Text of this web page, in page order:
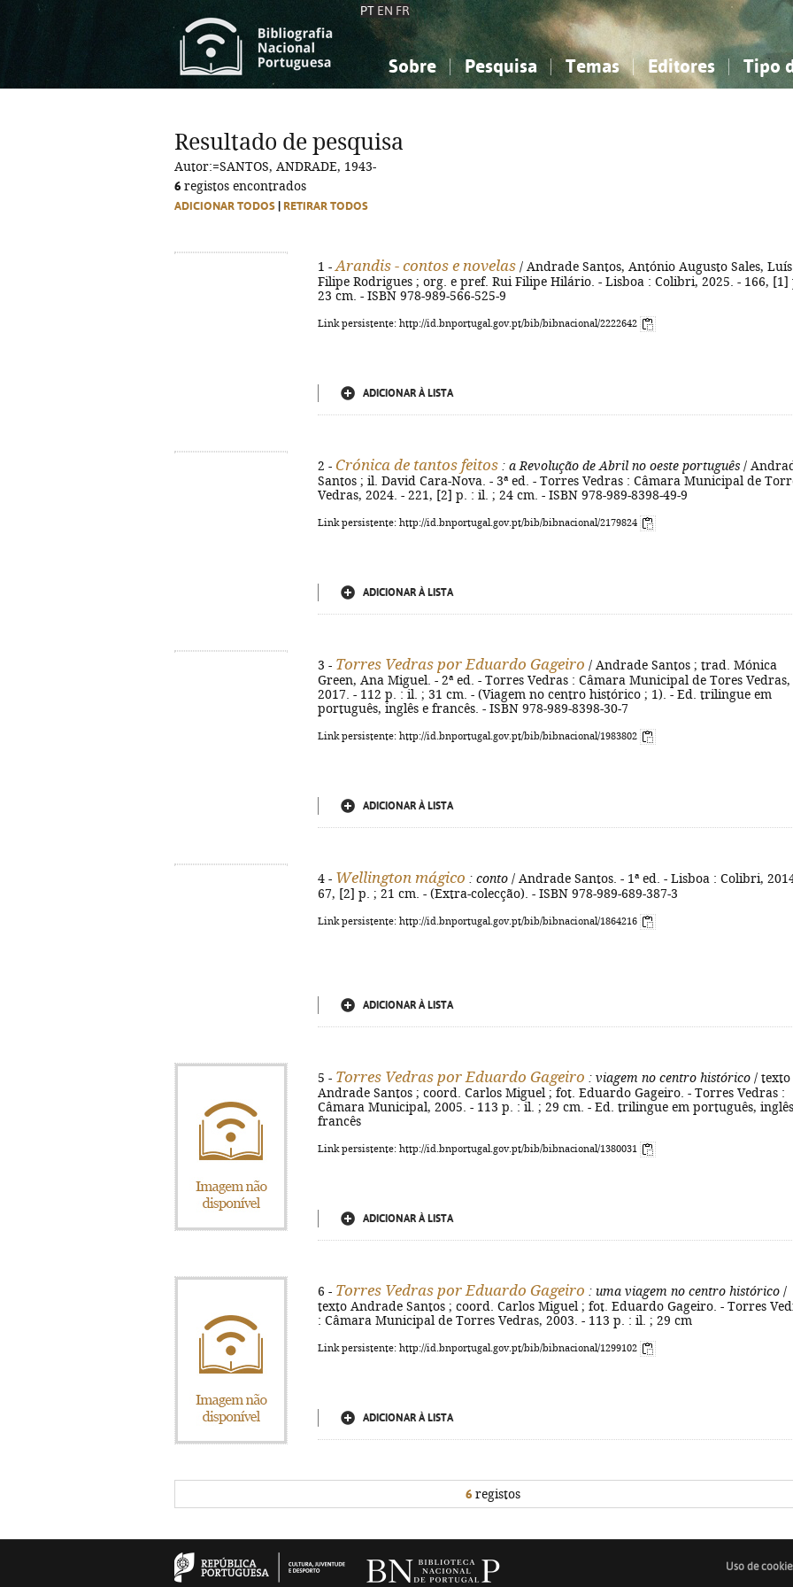
PT EN FR
Sobre Pesquisa Temas
Ciências sociais...
Editores Tipo
Ciências sociais...
Resultado de pesquisa
Autor:=SANTOS, ANDRADE, 1943-
6 registos encontrados
ADICIONAR TODOS RETIRAR TODOS
1 - Arandis - contos e novelas / Andrade Santos, António Augusto Sales, Luís
Filipe Rodrigues ; org. e pref. Rui Filipe Hilário. - Lisboa : Colibri, 2025. - 166, [1]
23 cm. - ISBN 978-989-566-525-9
Link persistente: http://id.bnportugal.gov.pt/bib/bibnacional/2222642
ADICIONAR À LISTA
2 - Crónica de tantos feitos : a Revolução de Abril no oeste português /
Santos ; il. David Cara-Nova. - 3ª ed. - Torres Vedras : Câmara Municipal de
Vedras, 2024. - 221, [2] p. : il. ; 24 cm. - ISBN 978-989-8398-49-9
Link persistente: http://id.bnportugal.gov.pt/bib/bibnacional/2179824
ADICIONAR À LISTA
3 - Torres Vedras por Eduardo Gageiro / Andrade Santos ; trad. Mónica
Green, Ana Miguel. - 2ª ed. - Torres Vedras : Câmara Municipal de Tores Vedras,
2017. - 112 p. : il. ; 31 cm. - (Viagem no centro histórico ; 1). - Ed. trilingue em
português, inglês e francês. - ISBN 978-989-8398-30-7
Link persistente: http://id.bnportugal.gov.pt/bib/bibnacional/1983802
ADICIONAR À LISTA
4 - Wellington mágico : conto / Andrade Santos. - 1ª ed. - Lisboa : Colibri,
67, [2] p. ; 21 cm. - (Extra-colecção). - ISBN 978-989-689-387-3
Link persistente: http://id.bnportugal.gov.pt/bib/bibnacional/1864216
ADICIONAR À LISTA
5 - Torres Vedras por Eduardo Gageiro : viagem no centro histórico / texto
Andrade Santos ; coord. Carlos Miguel ; fot. Eduardo Gageiro. - Torres Vedras :
Câmara Municipal, 2005. - 113 p. : il. ; 29 cm. - Ed. trilingue em português,
francês
Link persistente: http://id.bnportugal.gov.pt/bib/bibnacional/1380031
ADICIONAR À LISTA
6 - Torres Vedras por Eduardo Gageiro : uma viagem no centro histórico /
texto Andrade Santos ; coord. Carlos Miguel ; fot. Eduardo Gageiro. - Torres
: Câmara Municipal de Torres Vedras, 2003. - 113 p. : il. ; 29 cm
Link persistente: http://id.bnportugal.gov.pt/bib/bibnacional/1299102
ADICIONAR À LISTA
6 registos
Uso de